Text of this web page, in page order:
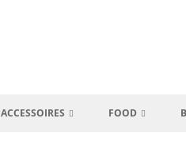
ACCESSOIRES FOOD